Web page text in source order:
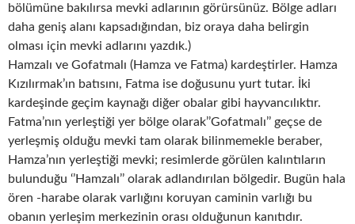
bölümüne bakılırsa mevki adlarının görürsünüz. Bölge adları
daha geniş alanı kapsadığından, biz oraya daha belirgin
olması için mevki adlarını yazdık.)
Hamzalı ve Gofatmalı (Hamza ve Fatma) kardeştirler. Hamza
Kızılırmak’ın batısını, Fatma ise doğusunu yurt tutar. İki
kardeşinde geçim kaynağı diğer obalar gibi hayvancılıktır.
Fatma’nın yerleştiği yer bölge olarak’’Gofatmalı’’ geçse de
yerleşmiş olduğu mevki tam olarak bilinmemekle beraber,
Hamza’nın yerleştiği mevki; resimlerde görülen kalıntıların
bulunduğu ‘’Hamzalı’’ olarak adlandırılan bölgedir. Bugün hala
ören -harabe olarak varlığını koruyan caminin varlığı bu
obanın yerleşim merkezinin orası olduğunun kanıtıdır.